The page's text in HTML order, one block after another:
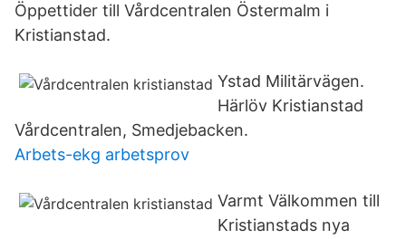
Öppettider till Vårdcentralen Östermalm i
Kristianstad.
Ystad Militärvägen.
Härlöv Kristianstad
Vårdcentralen, Smedjebacken.
Arbets-ekg arbetsprov
Varmt Välkommen till
Kristianstads nya